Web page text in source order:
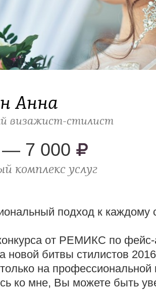
Анна
визажист-стилист
— 7 000
комплекс услуг
подход к каждому
от РЕМИКС по фейс-
новой битвы стилистов
на профессиональной
ко мне, Вы можете быть